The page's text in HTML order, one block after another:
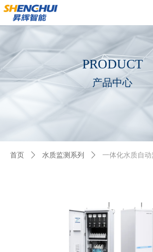
Control Render
ControlType:productSlideBind Error:未将对象引用设置
PRODUCT
产品中心
首页 ꄲ 水质监测系列 ꄲ 一体化水质自